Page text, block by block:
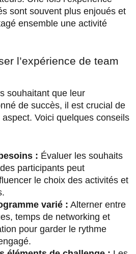
sont souvent plus enjoués et
ensemble une activité
l’expérience de team
souhaitant que leur
de succès, il est crucial de
Voici quelques conseils
: Évaluer les souhaits
participants peut
le choix des activités et
varié : Alterner entre
temps de networking et
pour garder le rythme